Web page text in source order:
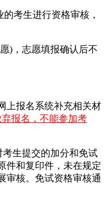
考生进行资格审核，
)，志愿填报确认后不
上报名系统补充相关材
报名，不能参加考
生提交的加分和免试
件和复印件，未在规定
审核。免试资格审核通